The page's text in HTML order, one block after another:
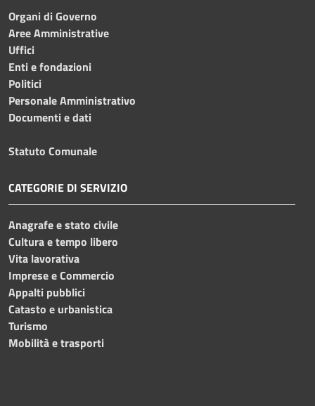
Organi di Governo
Aree Amministrative
Uffici
Enti e fondazioni
Politici
Personale Amministrativo
Documenti e dati
Statuto Comunale
CATEGORIE DI SERVIZIO
Anagrafe e stato civile
Cultura e tempo libero
Vita lavorativa
Imprese e Commercio
Appalti pubblici
Catasto e urbanistica
Turismo
Mobilità e trasporti